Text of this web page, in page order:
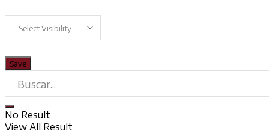
No Result
View All Result